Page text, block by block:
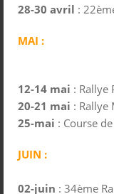
28-30 avril :
MAI :
12-14 mai : Rallye
20-21 mai : Rallye
25-mai : Course
JUIN :
02-juin : 34ème